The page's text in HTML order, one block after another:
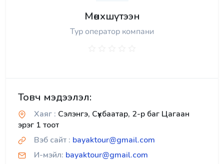
Мөнхшүтээн
Тур оператор компани
Товч мэдээлэл:
Хаяг : Сэлэнгэ, Сүхбаатар, 2-р баг Цагаан
эрэг 1 тоот
Вэб сайт : bayaktour@gmail.com
И-мэйл: bayaktour@gmail.com